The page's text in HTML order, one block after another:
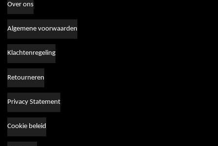
Over ons
Algemene voorwaarden
Klachtenregeling
Retourneren
Privacy Statement
Cookie beleid